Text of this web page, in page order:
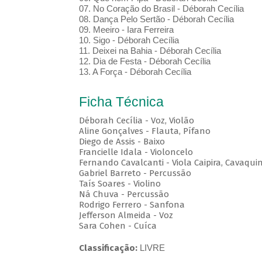
07. No Coração do Brasil - Déborah Cecília
08. Dança Pelo Sertão - Déborah Cecília
09. Meeiro - Iara Ferreira
10. Sigo - Déborah Cecília
11. Deixei na Bahia - Déborah Cecília
12. Dia de Festa - Déborah Cecília
13. A Força - Déborah Cecília
Ficha Técnica
Déborah Cecília - Voz, Violão
Aline Gonçalves - Flauta, Pífano
Diego de Assis - Baixo
Francielle Idala - Violoncelo
Fernando Cavalcanti - Viola Caipira,
Gabriel Barreto - Percussão
Taís Soares - Violino
Ná Chuva - Percussão
Rodrigo Ferrero - Sanfona
Jefferson Almeida - Voz
Sara Cohen - Cuíca
Classificação: LIVRE